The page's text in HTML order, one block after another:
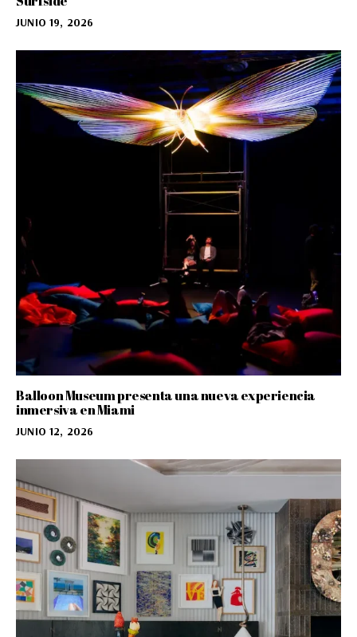
JUNIO 19, 2026
Balloon Museum presenta una nueva experiencia
inmersiva en Miami
JUNIO 12, 2026